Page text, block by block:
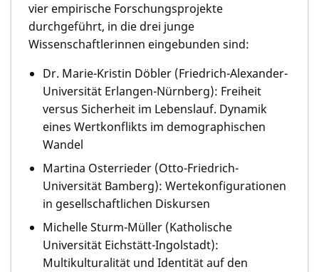
vier empirische Forschungsprojekte
durchgeführt, in die drei junge
Wissenschaftlerinnen eingebunden sind:
Dr. Marie-Kristin Döbler (Friedrich-Alexander-
Universität Erlangen-Nürnberg): Freiheit
versus Sicherheit im Lebenslauf. Dynamik
eines Wertkonflikts im demographischen
Wandel
Martina Osterrieder (Otto-Friedrich-
Universität Bamberg): Wertekonfigurationen
in gesellschaftlichen Diskursen
Michelle Sturm-Müller (Katholische
Universität Eichstätt-Ingolstadt):
Multikulturalität und Identität auf den